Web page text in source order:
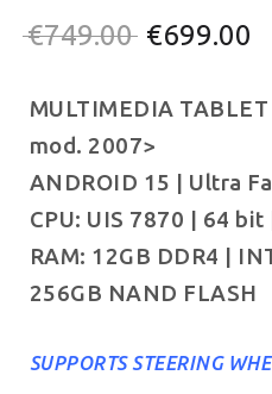
€749.00 Original
was:
€749.00.
€699.00
MULTIMEDIA
mod. 2007>
ANDROID 15 | Ultra
CPU: UIS 7870 | 64 bit
RAM: 12GB DDR4 |
256GB NAND FLASH
SUPPORTS STEERING